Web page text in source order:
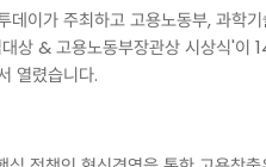
데이가 주최하고 고용노동부, 과학
상 & 고용노동부장관상 시상식'이
열렸습니다.